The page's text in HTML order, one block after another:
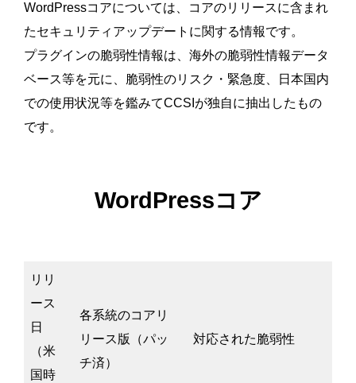
WordPressコアについては、コアのリリースに含まれ
たセキュリティアップデートに関する情報です。
プラグインの脆弱性情報は、海外の脆弱性情報データ
ベース等を元に、脆弱性のリスク・緊急度、日本国内
での使用状況等を鑑みてCCSIが独自に抽出したもの
です。
WordPressコア
リリ
ース
日
（米
国時
各系統のコアリ
リース版（パッ
チ済）
対応された脆弱性